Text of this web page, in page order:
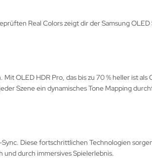
Real Colors zeigt dir der Samsung
OLED HDR Pro, das bis zu 70 % heller ist als
Szene ein dynamisches Tone Mapping
Diese fortschrittlichen Technologien
durch immersives Spielerlebnis.